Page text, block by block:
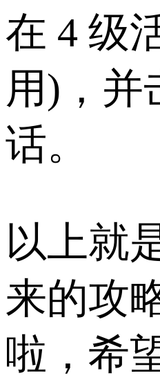
在 4 级
用)，并
话。
以上就
来的攻
啦，希